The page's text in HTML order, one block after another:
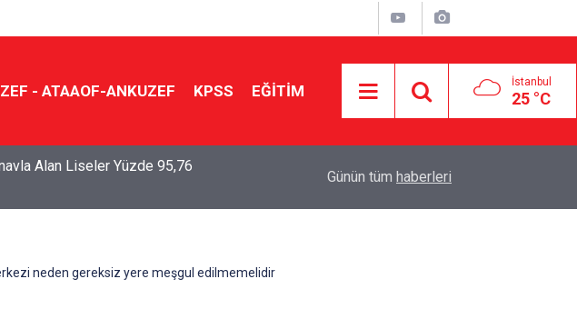
- ATAAOF-ANKUZEF KPSS EĞİTİM İstanbul
25 °C
Yaklaşık 9’u İlk Beş
Yönlendiriyor?
Günün tüm haberleri
neden gereksiz yere meşgul edilmemelidir